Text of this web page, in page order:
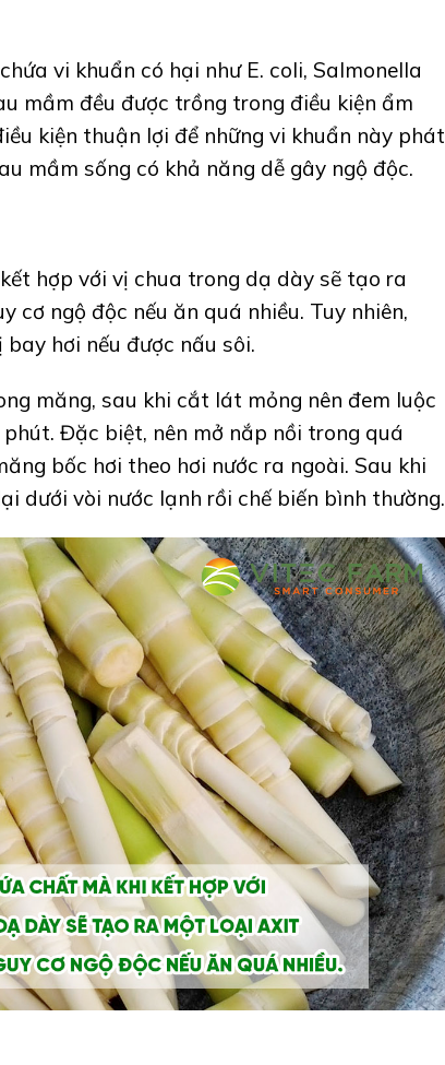
vi khuẩn có hại như E. coli, Salmonella
mầm đều được trồng trong điều kiện ẩm
kiện thuận lợi để những vi khuẩn này phát
mầm sống có khả năng dễ gây ngộ độc.
hợp với vị chua trong dạ dày sẽ tạo ra
cơ ngộ độc nếu ăn quá nhiều. Tuy nhiên,
hơi nếu được nấu sôi.
măng, sau khi cắt lát mỏng nên đem luộc
Đặc biệt, nên mở nắp nồi trong quá
bốc hơi theo hơi nước ra ngoài. Sau khi
dưới vòi nước lạnh rồi chế biến bình thường.